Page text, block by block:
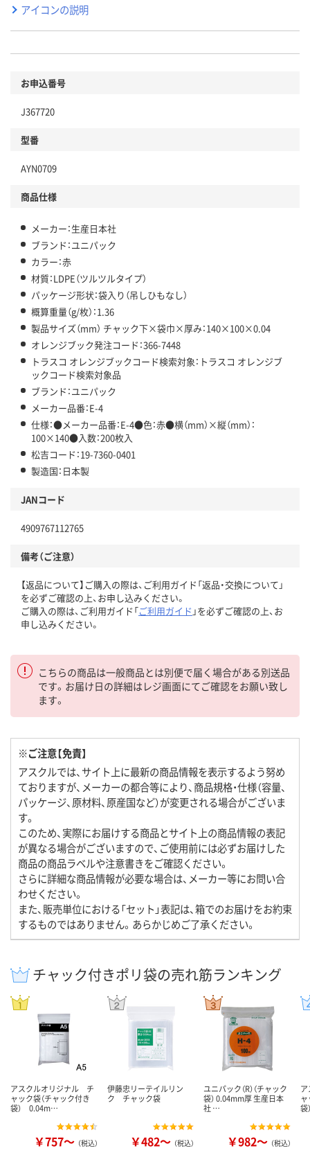
アイコンの説明
お申込番号
J367720
型番
AYN0709
商品仕様
メーカー：生産日本社
ブランド：ユニパック
カラー：赤
材質：LDPE（ツルツルタイプ）
パッケージ形状：袋入り（吊しひもなし）
概算重量（g/枚）：1.36
製品サイズ（mm） チャック下×袋巾×厚み：140×100×0.04
オレンジブック発注コード：366-7448
トラスコ オレンジブックコード検索対象：トラスコ オレンジブ
ックコード検索対象品
ブランド：ユニパック
メーカー品番：E-4
仕様：●メーカー品番：E-4●色：赤●横（mm）×縦（mm）：
100×140●入数：200枚入
松吉コード：19-7360-0401
製造国：日本製
JANコード
4909767112765
備考（ご注意）
【返品について】ご購入の際は、ご利用ガイド「返品・交換について」
を必ずご確認の上、お申し込みください。
ご購入の際は、ご利用ガイド「ご利用ガイド 」を必ずご確認の上、お
申し込みください。
こちらの商品は一般商品とは別便で届く場合がある別送品
です。お届け日の詳細はレジ画面にてご確認をお願い致し
ます。
※ご注意【免責】
アスクルでは、サイト上に最新の商品情報を表示するよう努め
ておりますが、メーカーの都合等により、商品規格・仕様（容量、
パッケージ、原材料、原産国など）が変更される場合がございま
す。
このため、実際にお届けする商品とサイト上の商品情報の表記
が異なる場合がございますので、ご使用前には必ずお届けした
商品の商品ラベルや注意書きをご確認ください。
さらに詳細な商品情報が必要な場合は、メーカー等にお問い合
わせください。
また、販売単位における「セット」表記は、箱でのお届けをお約束
するものではありません。あらかじめご了承ください。
チャック付きポリ袋の売れ筋ランキング
アスクルオリジナル チ
ャック袋（チャック付き
袋） 0.04m…
￥757～ （税込）
伊藤忠リーテイルリン
ク チャック袋
￥482～ （税込）
ユニパック（R）（チャック
袋） 0.04mm厚 生産日本
社 …
￥982～ （税込）
ャ